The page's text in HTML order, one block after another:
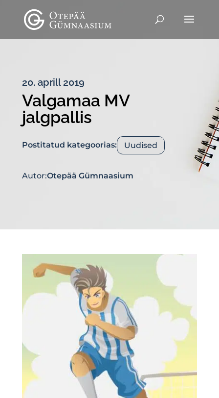
20. aprill 2019
Valgamaa MV
jalgpallis
Postitatud kategoorias: Uudised
Autor:Otepää Gümnaasium